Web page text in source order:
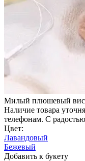
Милый плюшевый
Наличие товара
телефонам. С
Цвет:
Лавандовый
Бежевый
Добавить к букету